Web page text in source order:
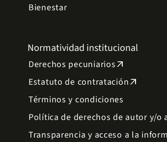
Bienestar
Normatividad institucional
Derechos pecuniariosarrow_outward
Estatuto de contrataciónarrow_outward
Términos y condiciones
Política de derechos de autor y/
Transparencia y acceso a la